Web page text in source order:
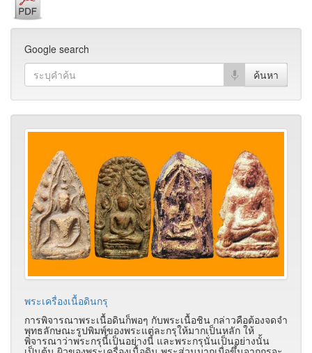
Google search
พระเครื่องเนื้อดินกรุ
การพิจารณาพระเนื้อดินก็พอๆ กับพระเนื้อชิน กล่าวคือต้องจดจำ
พุทธลักษณะรูปพิมพ์ของพระแต่ละกรุให้มากเป็นหลัก ให้
พิจารณาว่าพระกรุนี้เป็นอย่างนี้ และพระกรุนั่นเป็นอย่างนั้น